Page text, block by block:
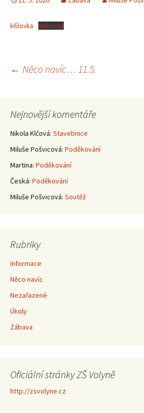
křížovka Stáhnout
Navigace
pro
příspěvky
← Něco navíc… 11.5.
Nejnovější komentáře
Nikola Klčová: Stavebnice
Miluše Pošvicová: Poděkování
Martina: Poděkování
Česká: Poděkování
Miluše Pošvicová: Soutěž
Rubriky
Informace
Něco navíc
Nezařazené
Úkoly
Zábava
Oficiální stránky ZŠ Volyně
http://zsvolyne.cz